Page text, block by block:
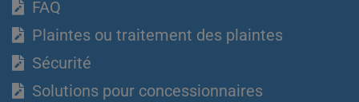
FAQ
Plaintes ou traitement des plaintes
Sécurité
Solutions pour concessionnaires